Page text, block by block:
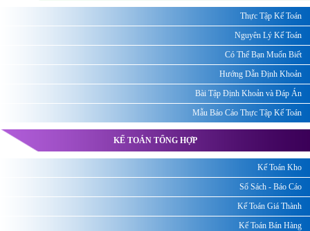
Thực Tập Kế Toán
Nguyên Lý Kế Toán
Có Thể Bạn Muốn Biết
Hướng Dẫn Định Khoản
Bài Tập Định Khoản và Đáp Án
Mẫu Báo Cáo Thực Tập Kế Toán
KẾ TOÁN TỔNG HỢP
Kế Toán Kho
Sổ Sách - Báo Cáo
Kế Toán Giá Thành
Kế Toán Bán Hàng